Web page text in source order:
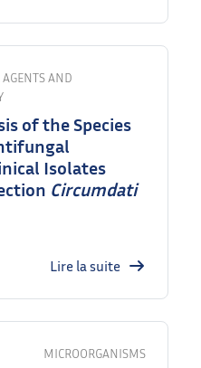
AND
of the Species
Isolates
Circumdati
Lire la suite
MICROORGANISMS